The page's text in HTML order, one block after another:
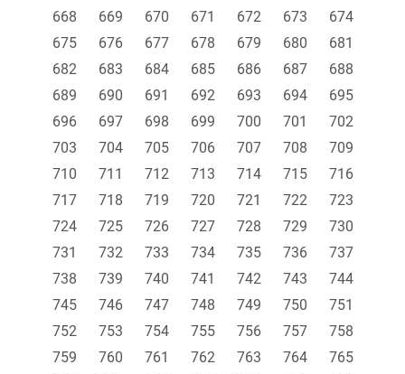
668
669 670 671 672 673
674
675
676 677 678 679 680
681
682
683 684 685 686 687
688
689
690 691 692 693 694
695
696
697 698 699 700 701
702
703
704 705 706 707 708
709
710
711 712 713 714 715
716
717
718 719 720 721 722
723
724
725 726 727 728 729
730
731
732 733 734 735 736
737
738
739 740 741 742 743
744
745
746 747 748 749 750
751
752
753 754 755 756 757
758
759
760 761 762 763 764
765